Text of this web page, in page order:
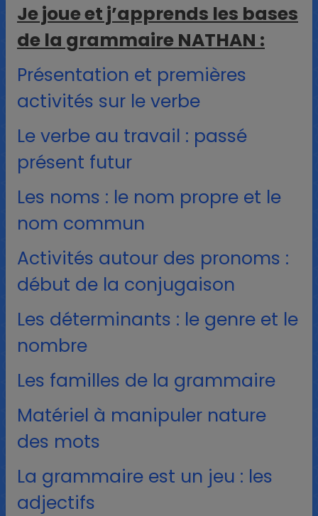
Je joue et j’apprends les bases
de la grammaire NATHAN :
Présentation et premières
activités sur le verbe
Le verbe au travail : passé
présent futur
Les noms : le nom propre et le
nom commun
Activités autour des pronoms :
début de la conjugaison
Les déterminants : le genre et le
nombre
Les familles de la grammaire
Matériel à manipuler nature
des mots
La grammaire est un jeu : les
adjectifs